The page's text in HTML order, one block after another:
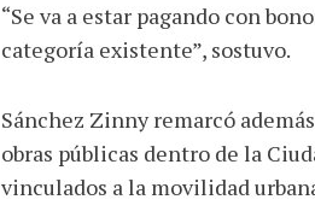
“Se va a estar pagando con
categoría existente”, sostuvo.
Sánchez Zinny remarcó
obras públicas dentro de la
vinculados a la movilidad